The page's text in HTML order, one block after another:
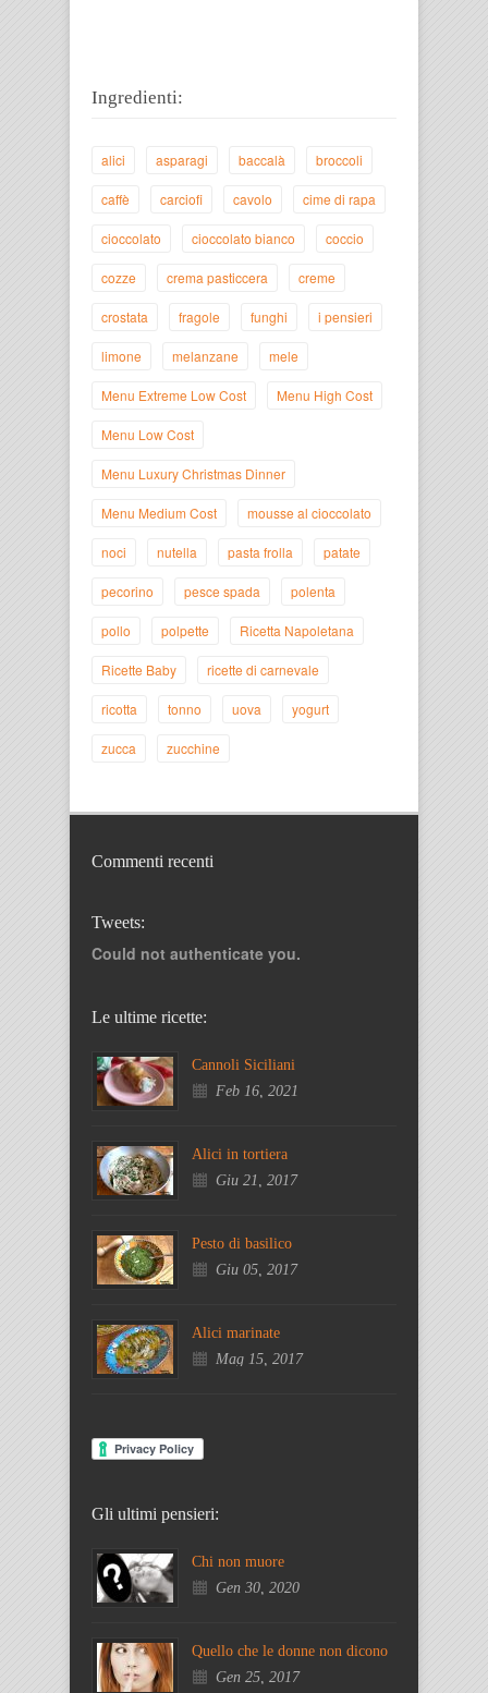
Ingredienti:
alici asparagi baccalà broccoli
caffè carciofi cavolo cime di rapa
cioccolato cioccolato bianco coccio
cozze crema pasticcera creme
crostata fragole funghi i pensieri
limone melanzane mele
Menu Extreme Low Cost Menu High Cost
Menu Low Cost
Menu Luxury Christmas Dinner
Menu Medium Cost mousse al cioccolato
noci nutella pasta frolla patate
pecorino pesce spada polenta
pollo polpette Ricetta Napoletana
Ricette Baby ricette di carnevale
ricotta tonno uova yogurt
zucca zucchine
Commenti recenti
Tweets:
Could not authenticate you.
Le ultime ricette:
Cannoli Siciliani
Feb 16, 2021
Alici in tortiera
Giu 21, 2017
Pesto di basilico
Giu 05, 2017
Alici marinate
Mag 15, 2017
Gli ultimi pensieri:
Chi non muore
Gen 30, 2020
Quello che le donne non dicono
Gen 25, 2017